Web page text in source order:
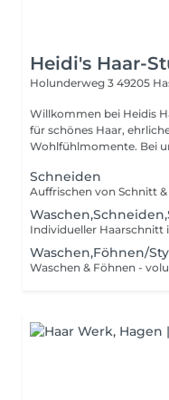
Heidi's Haar-
Holunderweg 3 49205
Willkommen bei Heidis
für schönes Haar,
Schneiden
Waschen,Föhnen/
Waschen & Föhnen -